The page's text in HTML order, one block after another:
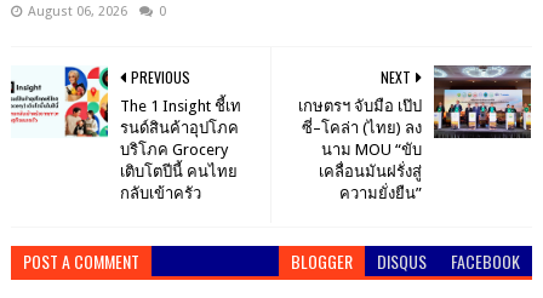
August 06, 2026 0
NEXT
เกษตรฯ จับมือ เป๊ป
ซี่–โคล่า (ไทย) ลง
นาม MOU “ขับ
เคลื่อนมันฝรั่งสู่
ความยั่งยืน”
PREVIOUS
The 1 Insight ชี้เท
รนด์สินค้าอุปโภค
บริโภค Grocery
เติบโตปีนี้ คนไทย
กลับเข้าครัว
POST A COMMENT BLOGGER DISQUS FACEBOOK